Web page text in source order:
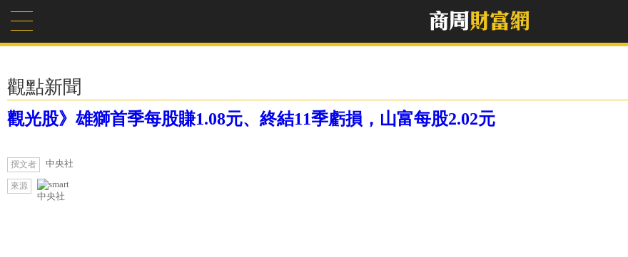
觀點新聞
觀光股》雄獅首季每股賺1.08元、終結11季虧損，山富每股2.02元
撰文者 中央社
來源
中央社